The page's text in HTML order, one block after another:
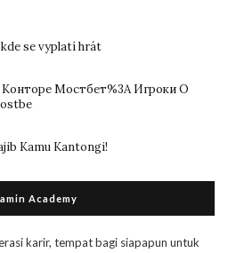
se vyplatí hrát
Мостбет%3A Игроки О
Kamu Kantongi!
Academy
karir, tempat bagi siapapun untuk